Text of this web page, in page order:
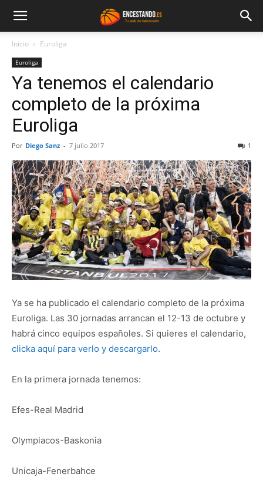
Inicio Euroliga
Euroliga
Ya tenemos el calendario
completo de la próxima
Euroliga
Por Diego Sanz - 7 julio 2017 1
Ya se ha publicado el calendario completo de la próxima
Euroliga. Las 30 jornadas arrancan el 12-13 de octubre y
habrá cinco equipos españoles. Si quieres el calendario,
clicka aquí para verlo y descargarlo.
En la primera jornada tenemos:
Efes-Real Madrid
Olympiacos-Baskonia
Unicaja-Fenerbahce